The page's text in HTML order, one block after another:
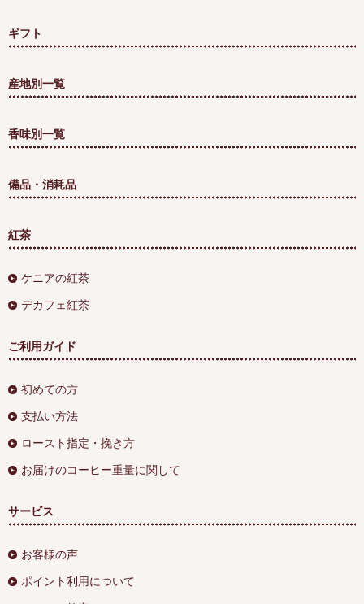
ギフト
産地別一覧
香味別一覧
備品・消耗品
紅茶
ケニアの紅茶
デカフェ紅茶
ご利用ガイド
初めての方
支払い方法
ロースト指定・挽き方
お届けのコーヒー重量に関して
サービス
お客様の声
ポイント利用について